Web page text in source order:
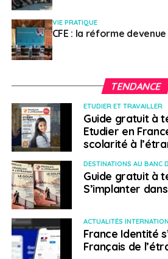
non résidents permanents
impérativement se rendre
doivent solliciter une
Site Internet desautorités
site internet de l’ambassade de
> Bahamas
Depuis le 15 juin, les
restrictions d’accès aux
assouplies. L’archipel est à
aux voyageurs
VIE PRATIQUE
CFE : la réforme
TENDANCE
ETUDIER ET TRAVAILLER
Guide gratuit à
Etudier en
scolarité à
DESTINATIONS AU BANC
Guide gratuit à
S’implanter
ACTUALITÉS
France Identité
Français de